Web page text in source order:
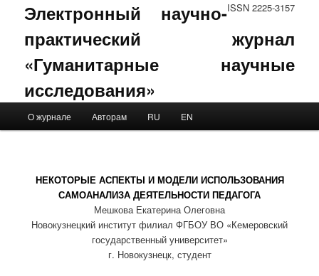
ISSN 2225-3157
Электронный научно-
практический журнал
«Гуманитарные научные
исследования»
Skip to primary content
Skip to secondary content
О журнале Авторам RU EN
НЕКОТОРЫЕ АСПЕКТЫ И МОДЕЛИ ИСПОЛЬЗОВАНИЯ
САМОАНАЛИЗА ДЕЯТЕЛЬНОСТИ ПЕДАГОГА
Мешкова Екатерина Олеговна
Новокузнецкий институт филиал ФГБОУ ВО «Кемеровский
государственный университет»
г. Новокузнецк, студент